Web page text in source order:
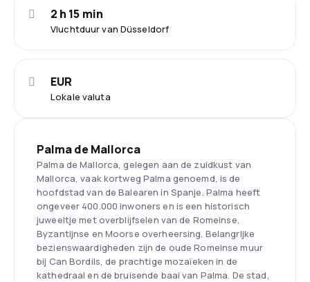
Vluchtduur van Düsseldorf
2 h 15 min
Lokale valuta
EUR
Palma de Mallorca
Palma de Mallorca, gelegen aan de zuidkust van
Mallorca, vaak kortweg Palma genoemd, is de
hoofdstad van de Balearen in Spanje. Palma heeft
ongeveer 400.000 inwoners en is een historisch
juweeltje met overblijfselen van de Romeinse,
Byzantijnse en Moorse overheersing. Belangrijke
bezienswaardigheden zijn de oude Romeinse muur
bij Can Bordils, de prachtige mozaïeken in de
kathedraal en de bruisende baai van Palma. De stad,